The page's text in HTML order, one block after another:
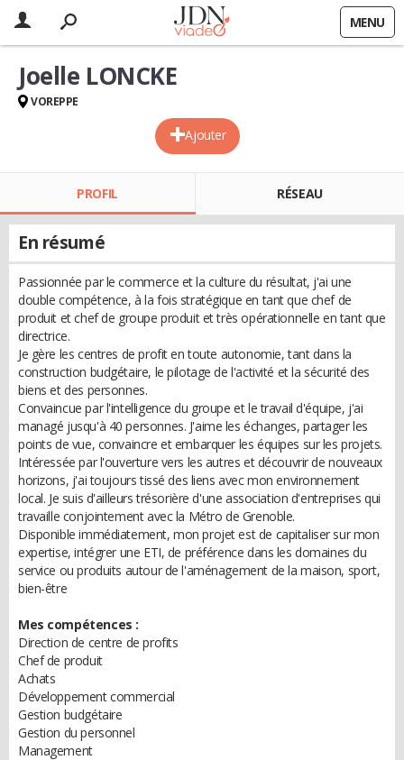
MENU
Ajouter
Joelle LONCKE
VOREPPE
PROFIL RÉSEAU
En résumé
Passionnée par le commerce et la culture du résultat, j'ai une
double compétence, à la fois stratégique en tant que chef de
produit et chef de groupe produit et très opérationnelle en tant que
directrice.
Je gère les centres de profit en toute autonomie, tant dans la
construction budgétaire, le pilotage de l'activité et la sécurité des
biens et des personnes.
Convaincue par l'intelligence du groupe et le travail d'équipe, j'ai
managé jusqu'à 40 personnes. J'aime les échanges, partager les
points de vue, convaincre et embarquer les équipes sur les projets.
Intéressée par l'ouverture vers les autres et découvrir de nouveaux
horizons, j'ai toujours tissé des liens avec mon environnement
local. Je suis d'ailleurs trésorière d'une association d'entreprises qui
travaille conjointement avec la Métro de Grenoble.
Disponible immédiatement, mon projet est de capitaliser sur mon
expertise, intégrer une ETI, de préférence dans les domaines du
service ou produits autour de l'aménagement de la maison, sport,
bien-être
Mes compétences :
Direction de centre de profits
Chef de produit
Achats
Développement commercial
Gestion budgétaire
Gestion du personnel
Management